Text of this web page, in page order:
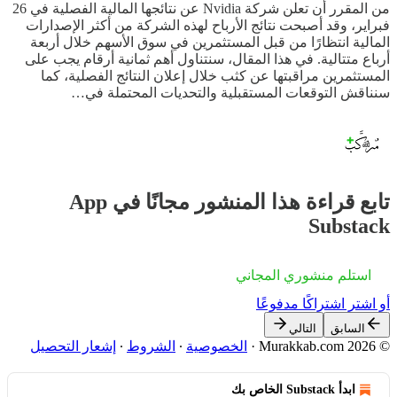
من المقرر أن تعلن شركة Nvidia عن نتائجها المالية الفصلية في 26
فبراير، وقد أصبحت نتائج الأرباح لهذه الشركة من أكثر الإصدارات
المالية انتظارًا من قبل المستثمرين في سوق الأسهم خلال أربعة
أرباع متتالية. في هذا المقال، سنتناول أهم ثمانية أرقام يجب على
المستثمرين مراقبتها عن كثب خلال إعلان النتائج الفصلية، كما
سنناقش التوقعات المستقبلية والتحديات المحتملة في…
تابع قراءة هذا المنشور مجانًا في App
Substack
استلم منشوري المجاني
أو اشترِ اشتراكًا مدفوعًا
السابق التالي
© 2026 Murakkab.com
· الخصوصية ∙ الشروط ∙ إشعار التحصيل
ابدأ Substack الخاص بك